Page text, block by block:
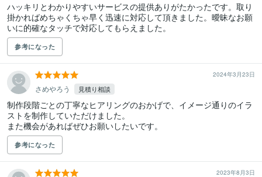
ハッキリとわかりやすいサービスの提供ありがたかったです。取り
掛かればめちゃくちゃ早く迅速に対応して頂きました。曖昧なお願
いに的確なタッチで対応してもらえました。
参考になった
2024年3月23日
さめやろう 見積り相談
制作段階ごとの丁寧なヒアリングのおかげで、イメージ通りのイラ
ストを制作していただけました。
また機会があればぜひお願いしたいです。
参考になった
2023年8月3日